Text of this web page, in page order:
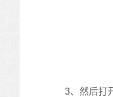
3、然后打开“